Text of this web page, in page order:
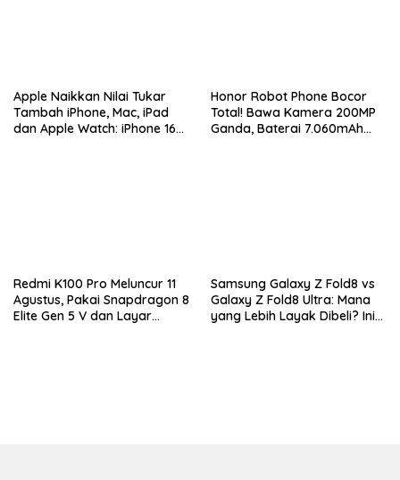
Apple Naikkan Nilai Tukar
Tambah iPhone, Mac, iPad
dan Apple Watch: iPhone 16
Honor Robot Phone Bocor
Total! Bawa Kamera 200MP
Ganda, Baterai 7.060mAh
Redmi K100 Pro Meluncur 11
Agustus, Pakai Snapdragon 8
Elite Gen 5 V dan Layar
Samsung Galaxy Z Fold8 vs
Galaxy Z Fold8 Ultra: Mana
yang Lebih Layak Dibeli? Ini